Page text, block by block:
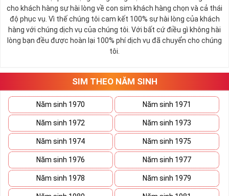
cho khách hàng sự hài lòng về con sim khách hàng chọn và cả thái
độ phục vụ. Vì thế chúng tôi cam kết 100% sự hài lòng của khách
hàng với chúng dịch vụ của chúng tôi. Với bất cứ điều gì không hài
lòng bạn đều được hoàn lại 100% phí dịch vụ đã chuyển cho chúng
tôi.
SIM THEO NĂM SINH
Năm sinh 1970 Năm sinh 1971
Năm sinh 1972 Năm sinh 1973
Năm sinh 1974 Năm sinh 1975
Năm sinh 1976 Năm sinh 1977
Năm sinh 1978 Năm sinh 1979